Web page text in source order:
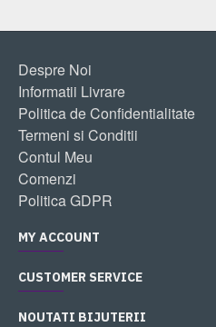
Despre Noi
Informatii Livrare
Politica de Confidentialitate
Termeni si Conditii
Contul Meu
Comenzi
Politica GDPR
MY ACCOUNT
CUSTOMER SERVICE
NOUTATI BIJUTERII